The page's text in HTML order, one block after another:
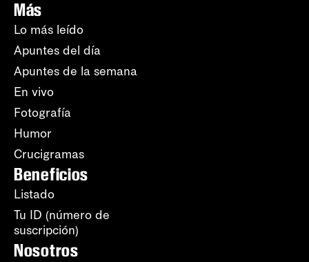
Más
Lo más leído
Apuntes del día
Apuntes de la semana
En vivo
Fotografía
Humor
Crucigramas
Beneficios
Listado
Tu ID (número de
suscripción)
Nosotros